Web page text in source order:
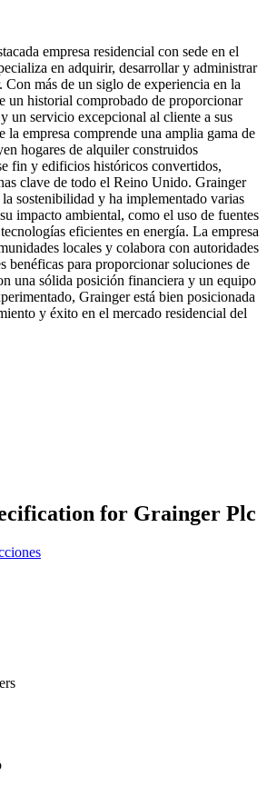
empresa residencial con sede en el
en adquirir, desarrollar y administrar
Con más de un siglo de experiencia en la
un historial comprobado de proporcionar
un servicio excepcional al cliente a sus
la empresa comprende una amplia gama de
hogares de alquiler construidos
fin y edificios históricos convertidos,
clave de todo el Reino Unido. Grainger
sostenibilidad y ha implementado varias
impacto ambiental, como el uso de fuentes
eficientes en energía. La empresa
locales y colabora con autoridades
benéficas para proporcionar soluciones de
una sólida posición financiera y un equipo
Grainger está bien posicionada
y éxito en el mercado residencial del
for Grainger Plc